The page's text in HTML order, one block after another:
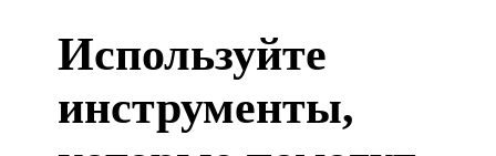
Используйте
инструменты,